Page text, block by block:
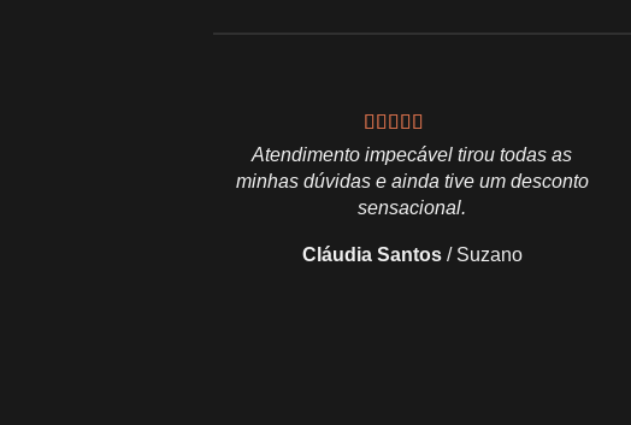
Atendimento impecável tirou todas as
minhas dúvidas e ainda tive um desconto
sensacional.
Cláudia Santos / Suzano